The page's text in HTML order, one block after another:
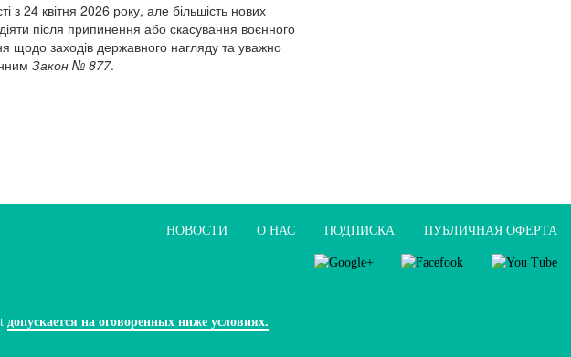
з 24 квітня 2026 року, але більшість нових
після припинення або скасування воєнного
щодо заходів державного нагляду та уважно
Закон № 877.
НОВОСТИ О НАС ПОДПИСКА ПУБЛИЧНАЯ ОФЕРТА
допускается на оговоренных ниже условиях.